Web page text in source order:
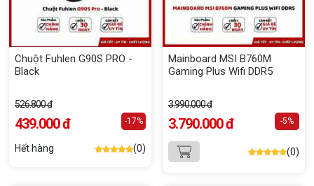
Chuột Fuhlen G90S PRO -
Black
526.800 đ
439.000 đ -17%
Hết hàng (0)
Mainboard MSI B760M
Gaming Plus Wifi DDR5
3.990.000 đ
3.790.000 đ -5%
(0)